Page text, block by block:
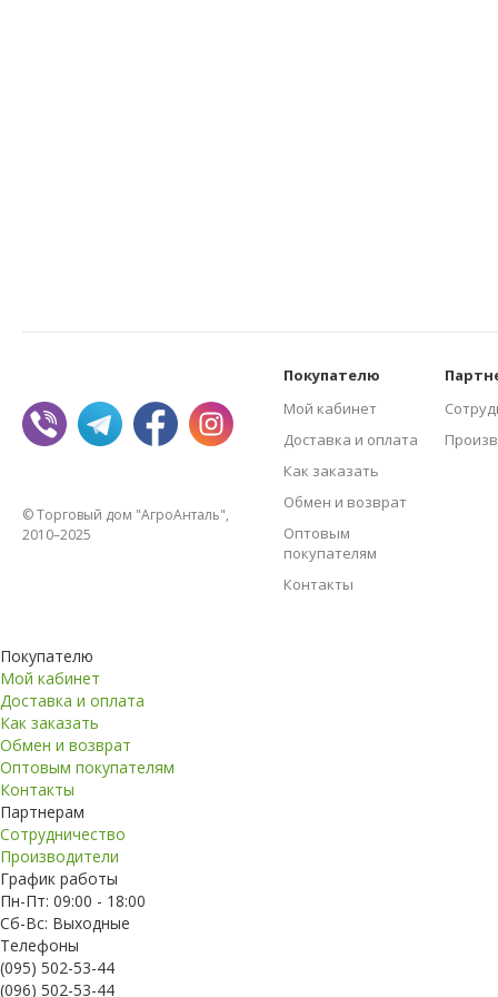
© Торговый дом "АгроАнталь",
2010–2025
Покупателю
Мой кабинет
Доставка и оплата
Как заказать
Обмен и возврат
Оптовым
покупателям
Контакты
Покупателю
Мой кабинет
Доставка и оплата
Как заказать
Обмен и возврат
Оптовым покупателям
Контакты
Партнерам
Сотрудничество
Производители
График работы
Пн-Пт: 09:00 - 18:00
Сб-Вс: Выходные
Телефоны
(095) 502-53-44
(096) 502-53-44